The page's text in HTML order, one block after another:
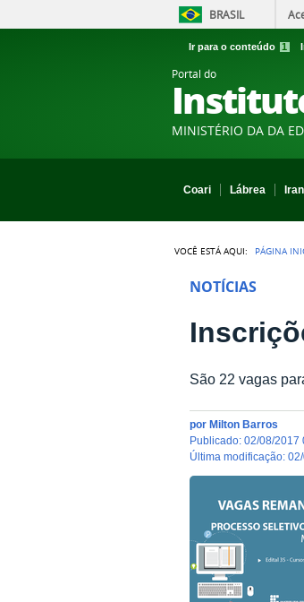
BRASIL
Ir para o conteúdo 1
Portal do
MINISTÉRIO DA DA
Coari
Lábrea
VOCÊ ESTÁ AQUI: PÁGINA
NOTÍCIAS
São 22 vagas
por Milton Barros
publicado: 02/08/2017
última modificação: